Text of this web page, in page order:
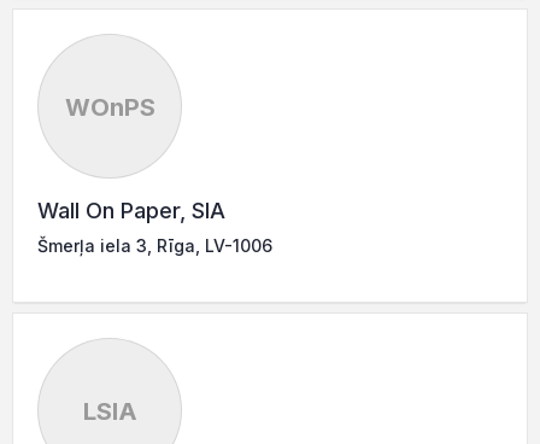
WOnPS
Wall On Paper, SIA
Šmerļa iela 3, Rīga, LV-1006
LSIA